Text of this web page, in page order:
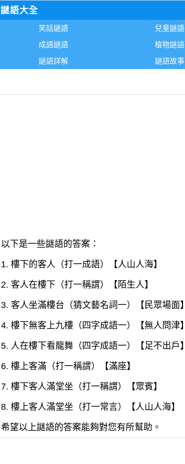
謎語大全
笑話謎語 兒童謎語
成語謎語
植物謎語
謎語詳解
謎語故事
以下是一些謎語的答案：
1. 樓下的客人（打一成語）【人山人海】
2. 客人在樓下（打一稱謂）【陌生人】
3. 客人坐滿樓台（猜文藝名詞一）【民眾場面】
4. 樓下無客上九樓（四字成語一）【無人問津】
5. 人在樓下看龍舞（四字成語一）【足不出戶】
6. 樓上客滿（打一稱謂）【滿座】
7. 樓下客人滿堂坐（打一稱謂）【眾賓】
8. 樓上客人滿堂坐（打一常言）【人山人海】
希望以上謎語的答案能夠對您有所幫助。